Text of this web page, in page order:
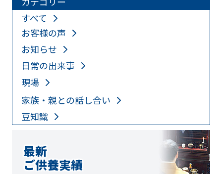
すべて
お客様の声
お知らせ
日常の出来事
現場
家族・親との話し合い
豆知識
最新
ご供養実績